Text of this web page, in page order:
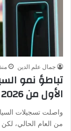
جمال علم الدين
تباطؤ نمو
الأول من 2026
واصلت تسجيلات
من العام الحالي،